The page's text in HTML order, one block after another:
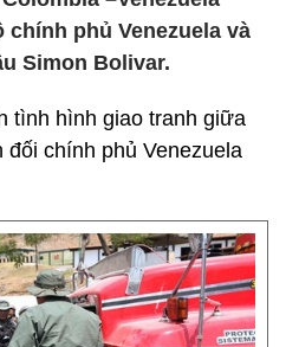
phủ Venezuela và
Simon Bolivar.
tình hình giao tranh giữa
đối chính phủ Venezuela